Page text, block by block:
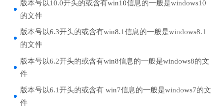
版本号以10.0开头的或含有win10信息的一般是windows10
的文件
版本号以6.3开头的或含有win8.1信息的一般是windows8.1
的文件
版本号以6.2开头的或含有win8信息的一般是windows8的文
件
版本号以6.1开头的或含有 win7信息的一般是windows7的文
件